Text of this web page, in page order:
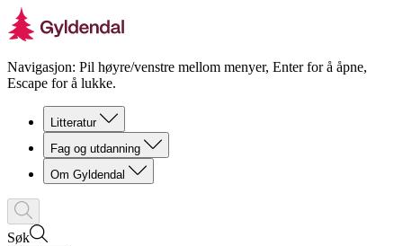
Navigasjon: Pil høyre/venstre mellom menyer, Enter for å åpne,
Escape for å lukke.
Litteratur
Fag og utdanning
Om Gyldendal
Søk